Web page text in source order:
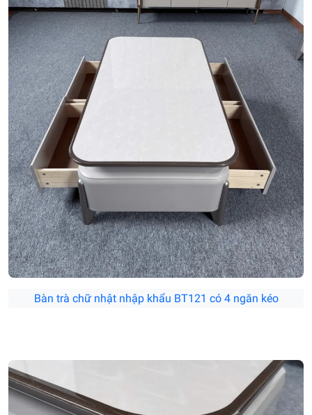
Bàn trà chữ nhật nhập khẩu BT121 có 4 ngăn kéo